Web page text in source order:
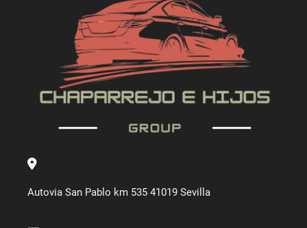
Autovia San Pablo km 535 41019 Sevilla